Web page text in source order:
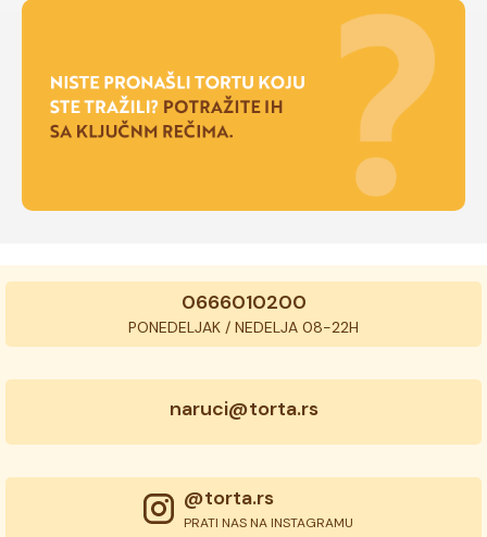
0666010200
PONEDELJAK / NEDELJA 08-22H
naruci@torta.rs
@torta.rs
PRATI NAS NA INSTAGRAMU